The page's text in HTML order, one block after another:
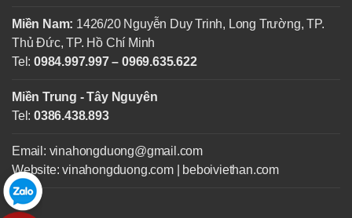
Miền Nam: 1426/20 Nguyễn Duy Trinh, Long Trường, TP.
Thủ Đức, TP. Hồ Chí Minh
Tel: 0984.997.997 – 0969.635.622
Miền Trung - Tây Nguyên
Tel: 0386.438.893
Email: vinahongduong@gmail.com
Website: vinahongduong.com | beboiviethan.com